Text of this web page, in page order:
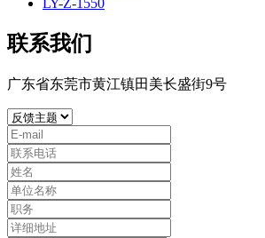
LY-Z-1550
联系我们
广东省东莞市黄江镇田美长盛街9号